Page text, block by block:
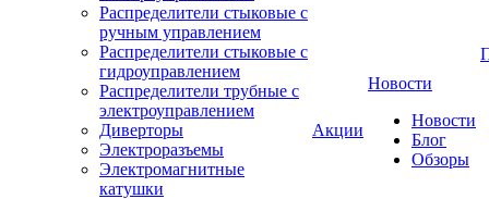
Распределители стыковые с
ручным управлением
Распределители стыковые с
гидроуправлением
Распределители трубные с
электроуправлением
Диверторы
Электроразъемы
Электромагнитные
катушки
Акции
Новости
Новости
Блог
Обзоры